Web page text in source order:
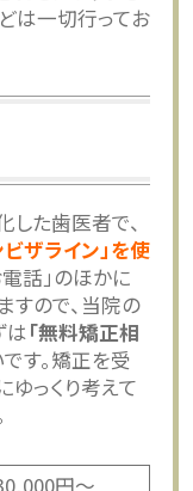
は一切行ってお
た歯医者で、
ザライン」を使
話」のほかに
すので、当院の
は「無料矯正相
す。矯正を受
っくり考えて
円～